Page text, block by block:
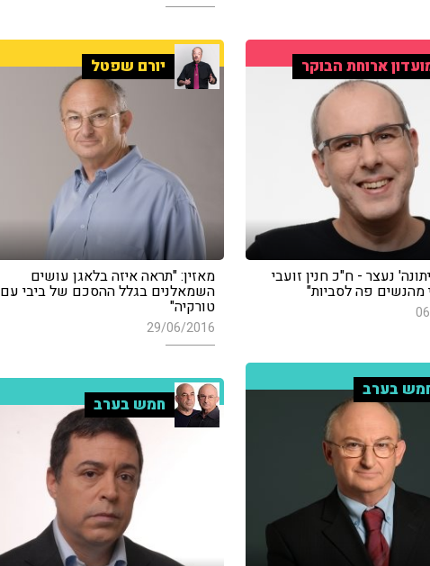
ארוחת הבוקר
נעצר - ח"כ חנין זועבי
מהנשים פה לסביות"
יורם שפטל
מאזין: "תראה איזה בלאגן עושים
השמאלנים בגלל ההסכם של ביבי עם
טורקיה"
29/06/2016
בערב
חמש בערב